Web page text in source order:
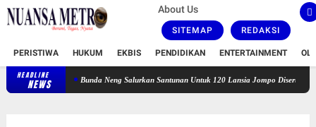
About Us
SITEMAP REDAKSI
PERISTIWA HUKUM EKBIS PENDIDIKAN ENTERTAINMENT
HEADLINE
NEWS
Bunda Neng Salurkan Santunan Untuk 120 Lansia Jompo Disertai Zikir dan Doa